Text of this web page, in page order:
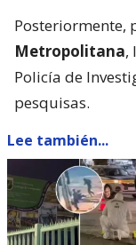
Posteriormente,
Metropolitana,
Policía de
pesquisas.
Lee también...